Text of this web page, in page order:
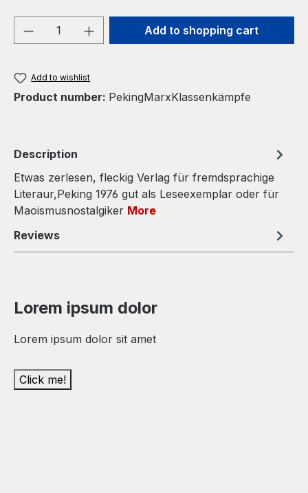
Product Quantity: Enter the desired
Add to shopping cart
Add to wishlist
Product number: PekingMarxKlassenkämpfe
Description
Etwas zerlesen, fleckig Verlag für fremdsprachige
Literaur,Peking 1976 gut als Leseexemplar oder für
Maoismusnostalgiker More
Reviews
Lorem ipsum dolor
Lorem ipsum dolor sit amet
Click me!